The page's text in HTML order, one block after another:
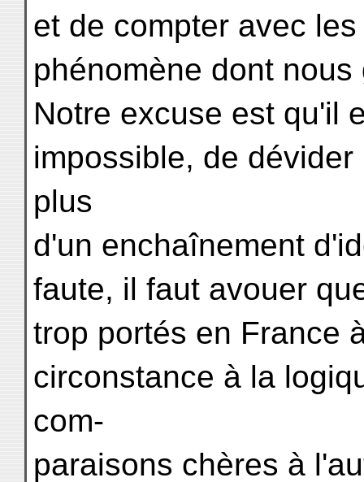
et de compter avec
phénomène dont
Notre excuse est qu'il
impossible, de
plus
d'un enchaînement
faute, il faut avouer
trop portés en France
circonstance à la
com-
paraisons chères à